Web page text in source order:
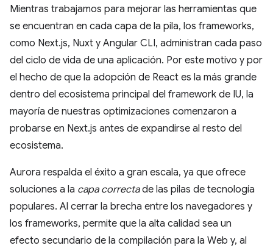
Mientras trabajamos para mejorar las herramientas que
se encuentran en cada capa de la pila, los frameworks,
como Next.js, Nuxt y Angular CLI, administran cada paso
del ciclo de vida de una aplicación. Por este motivo y por
el hecho de que la adopción de React es la más grande
dentro del ecosistema principal del framework de IU, la
mayoría de nuestras optimizaciones comenzaron a
probarse en Next.js antes de expandirse al resto del
ecosistema.
Aurora respalda el éxito a gran escala, ya que ofrece
soluciones a la capa correctade las pilas de tecnología
populares. Al cerrar la brecha entre los navegadores y
los frameworks, permite que la alta calidad sea un
efecto secundario de la compilación para la Web y, al